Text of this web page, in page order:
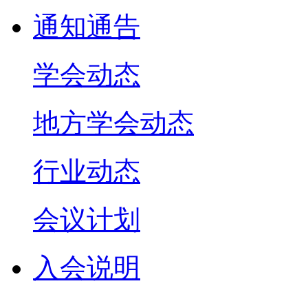
通知通告
学会动态
地方学会动态
行业动态
会议计划
入会说明